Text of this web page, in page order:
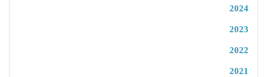
2024
2023
2022
2021